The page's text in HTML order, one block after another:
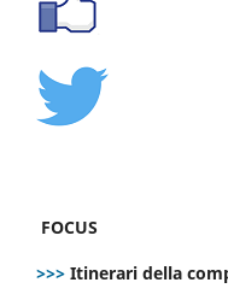
FOCUS
>>> Itinerari della